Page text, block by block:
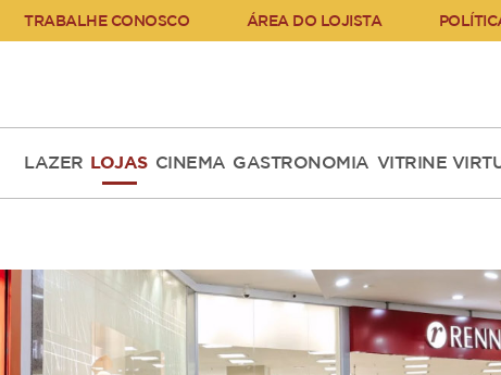
TRABALHE CONOSCO ÁREA DO LOJISTA
LAZER LOJAS CINEMA GASTRONOMIA VITRINE